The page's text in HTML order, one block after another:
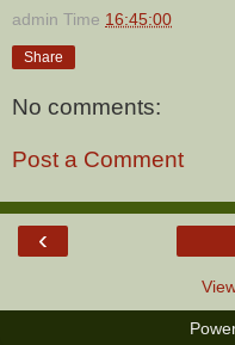
admin Time 16:45:00
Share
No comments:
Post a Comment
‹